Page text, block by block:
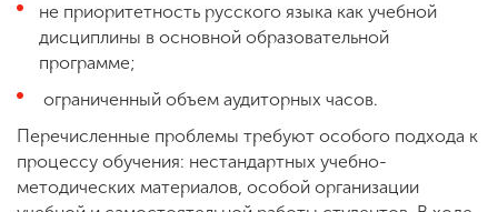
не приоритетность русского языка как учебной
дисциплины в основной образовательной
программе;
ограниченный объем аудиторных часов.
Перечисленные проблемы требуют особого подхода к
процессу обучения: нестандартных учебно-
методических материалов, особой организации